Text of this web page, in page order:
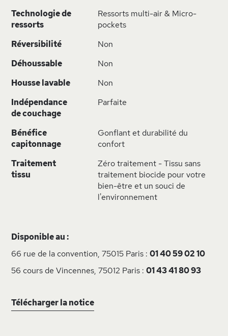
Technologie de
ressorts
Ressorts multi-air & Micro-
pockets
Réversibilité
Non
Déhoussable
Non
Housse lavable
Non
Indépendance
de couchage
Parfaite
Bénéfice
capitonnage
Gonflant et durabilité du
confort
Traitement
tissu
Zéro traitement - Tissu sans
traitement biocide pour votre
bien-être et un souci de
l'environnement
Disponible au :
66 rue de la convention, 75015 Paris : 01 40 59 02 10
56 cours de Vincennes, 75012 Paris : 01 43 41 80 93
Télécharger la notice